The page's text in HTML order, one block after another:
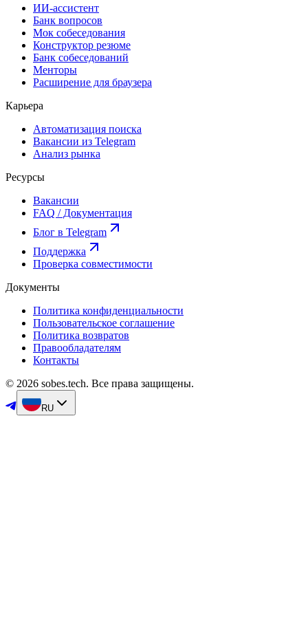
ИИ-ассистент
Банк вопросов
Мок собеседования
Конструктор резюме
Банк собеседований
Менторы
Расширение для браузера
Карьера
Автоматизация поиска
Вакансии из Telegram
Анализ рынка
Ресурсы
Вакансии
FAQ / Документация
Блог в Telegram
Поддержка
Проверка совместимости
Документы
Политика конфиденциальности
Пользовательское соглашение
Политика возвратов
Правообладателям
Контакты
© 2026 sobes.tech. Все права защищены.
RU